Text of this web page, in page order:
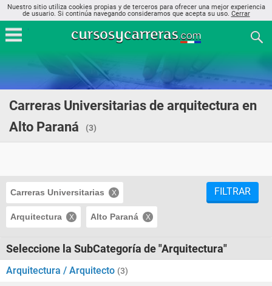
Nuestro sitio utiliza cookies propias y de terceros para ofrecer una mejor experiencia
de usuario. Si continúa navegando consideramos que acepta su uso. Cerrar
Carreras Universitarias de arquitectura en
Alto Paraná
(3)
Carreras Universitarias
Arquitectura Alto Paraná
FILTRAR
Seleccione la SubCategoría de "Arquitectura"
Arquitectura / Arquitecto (3)